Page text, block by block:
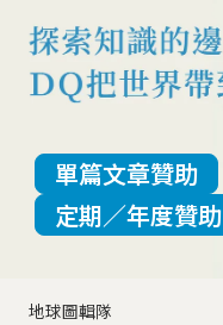
地球圖輯隊
單篇文章贊助
定期／年度贊助